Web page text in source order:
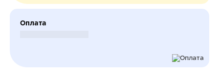
Оплата